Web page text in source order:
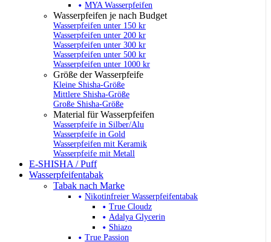
MYA Wasserpfeifen
Wasserpfeifen je nach Budget
Wasserpfeifen unter 150 kr
Wasserpfeifen unter 200 kr
Wasserpfeifen unter 300 kr
Wasserpfeifen unter 500 kr
Wasserpfeifen unter 1000 kr
Größe der Wasserpfeife
Kleine Shisha-Größe
Mittlere Shisha-Größe
Große Shisha-Größe
Material für Wasserpfeifen
Wasserpfeife in Silber/Alu
Wasserpfeife in Gold
Wasserpfeifen mit Keramik
Wasserpfeife mit Metall
E-SHISHA / Puff
Wasserpfeifentabak
Tabak nach Marke
Nikotinfreier Wasserpfeifentabak
True Cloudz
Adalya Glycerin
Shiazo
True Passion